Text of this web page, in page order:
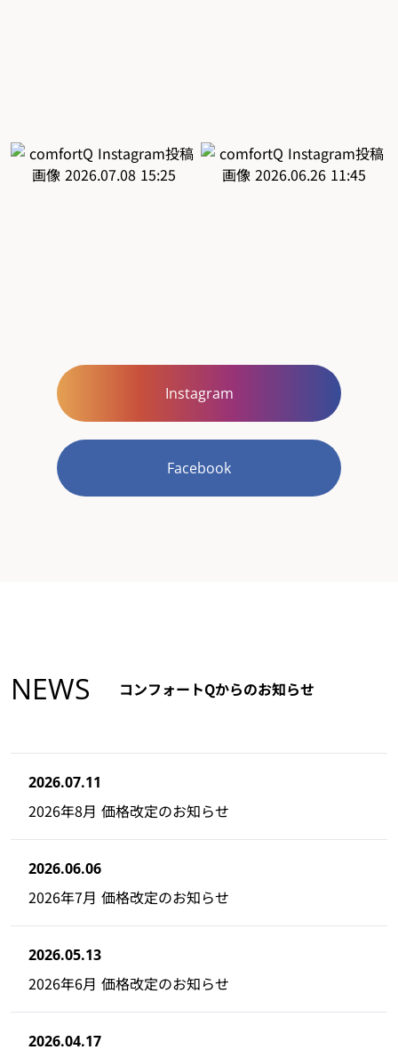
Instagram
Facebook
NEWS コンフォートQからのお知らせ
2026.07.11
2026年8月 価格改定のお知らせ
2026.06.06
2026年7月 価格改定のお知らせ
2026.05.13
2026年6月 価格改定のお知らせ
2026.04.17